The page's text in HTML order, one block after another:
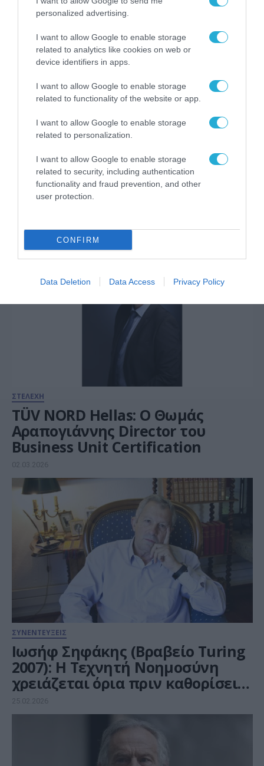
personalized advertising.
I want to allow Google to enable storage
related to analytics like cookies on web or
device identifiers in apps.
I want to allow Google to enable storage
related to functionality of the website or app.
I want to allow Google to enable storage
related to personalization.
I want to allow Google to enable storage
related to security, including authentication
functionality and fraud prevention, and other
user protection.
CONFIRM
Data Deletion Data Access Privacy Policy
ΣΤΕΛΕΧΗ
αλλαγές στην Εκτελεστική της
04.03.2026
ΣΤΕΛΕΧΗ
TÜV NORD Hellas: Ο Θωμάς
Αραπογιάννης Director του
Business Unit Certification
02.03.2026
ΣΥΝΕΝΤΕΥΞΕΙΣ
Ιωσήφ Σηφάκης (Βραβείο Turing
2007): Η Τεχνητή Νοημοσύνη
χρειάζεται όρια πριν καθορίσει
τη γνώση και τη ζωή µας
25.02.2026